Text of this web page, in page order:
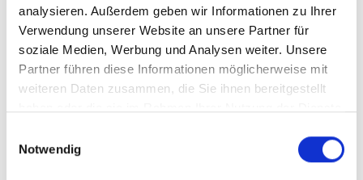
analysieren. Außerdem geben wir Informationen zu Ihrer
Verwendung unserer Website an unsere Partner für
soziale Medien, Werbung und Analysen weiter. Unsere
Partner führen diese Informationen möglicherweise mit
weiteren Daten zusammen, die Sie ihnen bereitgestellt
Notwendig
Produktdetails